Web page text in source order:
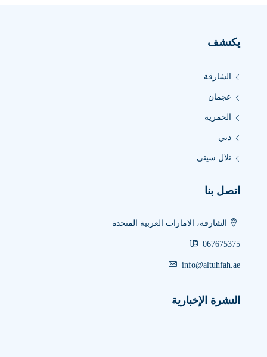
يكتشف
الشارقة
عجمان
الحمرية
دبي
تلال سيتى
اتصل بنا
الشارقة، الامارات العربية المتحدة
067675375
info@altuhfah.ae
النشرة الإخبارية